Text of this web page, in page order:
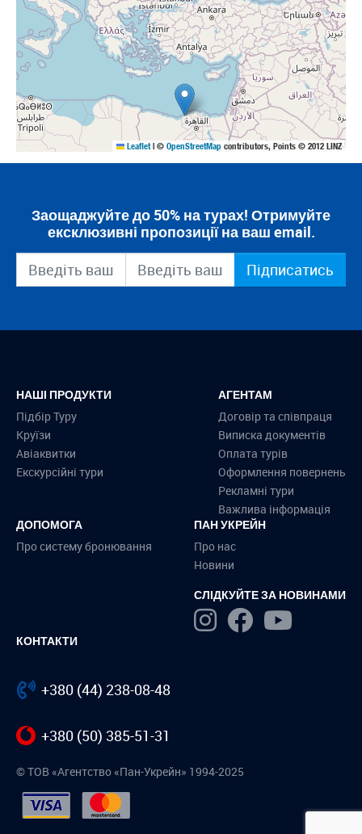
Leaflet | ©OpenStreetMap contributors, Points © 2012 LINZ
Заощаджуйте до 50% на турах! Отримуйте
ексклюзивні пропозиції на ваш email.
Підписатись
НАШІ ПРОДУКТИ
Підбір Туру
Круїзи
Авіаквитки
Екскурсійні тури
АГЕНТАМ
Договір та співпраця
Виписка документів
Оплата турів
Оформлення повернень
Рекламні тури
Важлива інформація
ДОПОМОГА
Про систему бронювання
ПАН УКРЕЙН
Про нас
Новини
СЛІДКУЙТЕ ЗА НОВИНАМИ
КОНТАКТИ
+380 (44) 238-08-48
+380 (50) 385-51-31
© ТОВ «Агентство «Пан-Укрейн» 1994-2025